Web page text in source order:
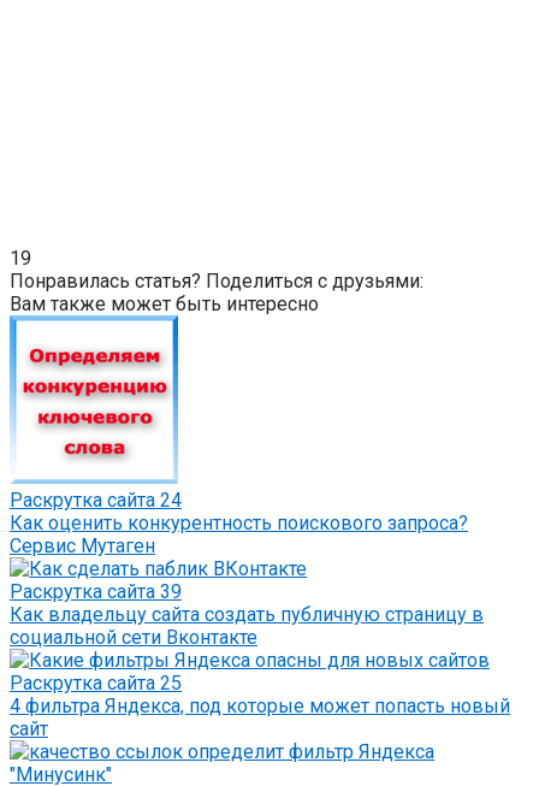
19
Понравилась статья? Поделиться с друзьями:
Вам также может быть интересно
Раскрутка сайта 24
Как оценить конкурентность поискового запроса?
Сервис Мутаген
Раскрутка сайта 39
Как владельцу сайта создать публичную страницу в
социальной сети Вконтакте
Раскрутка сайта 25
4 фильтра Яндекса, под которые может попасть новый
сайт